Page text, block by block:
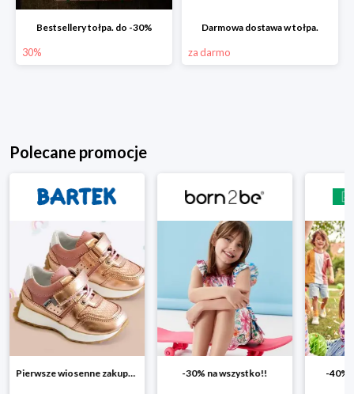
Bestsellery tołpa. do -30%
30%
Darmowa dostawa w tołpa.
za darmo
Polecane promocje
Pierwsze wiosenne zakupy -20% -30% na wszystko!! -40%